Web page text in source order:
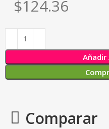
$124.36
Añadir
Comparar